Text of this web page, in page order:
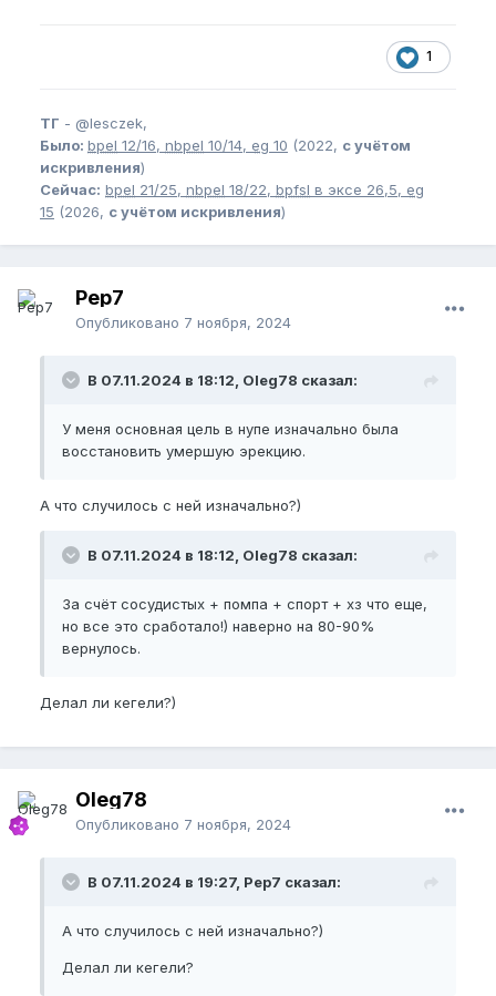
1
ТГ - @lesczek,
Было: bpel 12/16, nbpel 10/14, eg 10 (2022, с учётом
искривления)
Сейчас: bpel 21/25, nbpel 18/22, bpfsl в эксе 26,5, eg
15 (2026, с учётом искривления)
Pep7
Опубликовано 7 ноября, 2024
В 07.11.2024 в 18:12, Oleg78 сказал:
У меня основная цель в нупе изначально была
восстановить умершую эрекцию.
А что случилось с ней изначально?)
В 07.11.2024 в 18:12, Oleg78 сказал:
За счёт сосудистых + помпа + спорт + хз что еще,
но все это сработало!) наверно на 80-90%
вернулось.
Делал ли кегели?)
Oleg78
Опубликовано 7 ноября, 2024
В 07.11.2024 в 19:27, Pep7 сказал:
А что случилось с ней изначально?)
Делал ли кегели?